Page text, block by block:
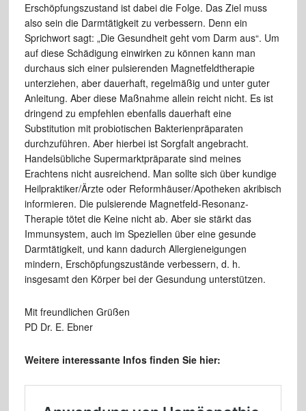
Erschöpfungszustand ist dabei die Folge. Das Ziel muss
also sein die Darmtätigkeit zu verbessern. Denn ein
Sprichwort sagt: „Die Gesundheit geht vom Darm aus“. Um
auf diese Schädigung einwirken zu können kann man
durchaus sich einer pulsierenden Magnetfeldtherapie
unterziehen, aber dauerhaft, regelmäßig und unter guter
Anleitung. Aber diese Maßnahme allein reicht nicht. Es ist
dringend zu empfehlen ebenfalls dauerhaft eine
Substitution mit probiotischen Bakterienpräparaten
durchzuführen. Aber hierbei ist Sorgfalt angebracht.
Handelsübliche Supermarktpräparate sind meines
Erachtens nicht ausreichend. Man sollte sich über kundige
Heilpraktiker/Ärzte oder Reformhäuser/Apotheken akribisch
informieren. Die pulsierende Magnetfeld-Resonanz-
Therapie tötet die Keine nicht ab. Aber sie stärkt das
Immunsystem, auch im Speziellen über eine gesunde
Darmtätigkeit, und kann dadurch Allergieneigungen
mindern, Erschöpfungszustände verbessern, d. h.
insgesamt den Körper bei der Gesundung unterstützen.
Mit freundlichen Grüßen
PD Dr. E. Ebner
Weitere interessante Infos finden Sie hier: